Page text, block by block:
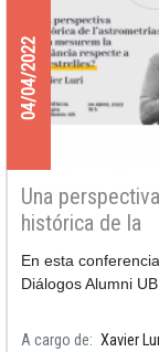
04/04/2022
Una perspectiva
histórica de la
astrometría:
medimos la
estrellas?
En esta
Diálogos Alumni
A cargo de
Xavier